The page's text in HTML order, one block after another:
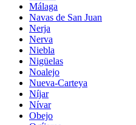
Málaga
Navas de San Juan
Nerja
Nerva
Niebla
Nigüelas
Noalejo
Nueva-Carteya
Níjar
Nívar
Obejo